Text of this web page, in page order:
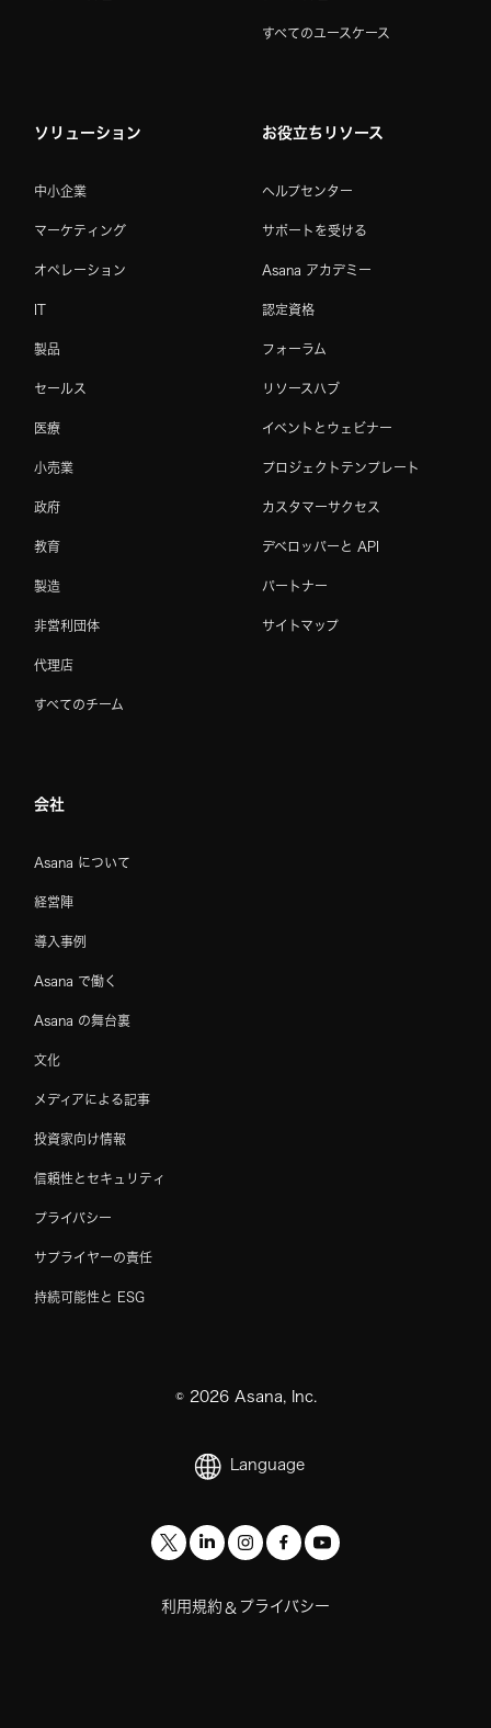
すべてのユースケース
ソリューション
中小企業
マーケティング
オペレーション
IT
製品
セールス
医療
小売業
政府
教育
製造
非営利団体
代理店
すべてのチーム
お役立ちリソース
ヘルプセンター
サポートを受ける
Asana アカデミー
認定資格
フォーラム
リソースハブ
イベントとウェビナー
プロジェクトテンプレート
カスタマーサクセス
デベロッパーと API
パートナー
サイトマップ
会社
Asana について
経営陣
導入事例
Asana で働く
Asana の舞台裏
文化
メディアによる記事
投資家向け情報
信頼性とセキュリティ
プライバシー
サプライヤーの責任
持続可能性と ESG
© 2026Asana, Inc.
Language
利用規約 & プライバシー